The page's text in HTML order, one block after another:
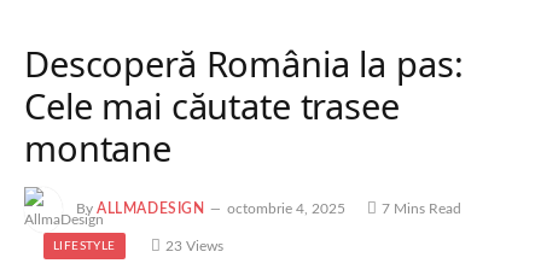
Descoperă România la pas:
Cele mai căutate trasee
montane
By ALLMADESIGN octombrie 4, 2025 7 Mins Read
LIFESTYLE 23 Views